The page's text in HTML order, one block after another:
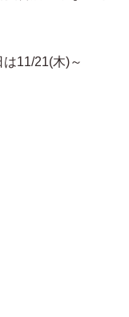
11/21(木)～